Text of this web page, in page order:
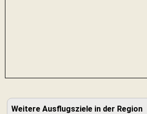
Weitere Ausflugsziele in der Region